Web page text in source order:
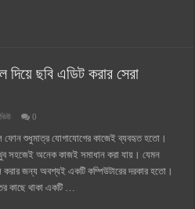
দিয়ে ছবি এডিট করার সেরা
0
ফোন শুধুমাত্র যোগাযোগের কাজেই ব্যবহৃত হতো।
খুব সহজেই অনেক কাজই সমাধান করা যায়। যেমন
করার জন্য অবশ্যই একটি কম্পিউটারের দরকার হতো।
কাছে থাকা একটি …